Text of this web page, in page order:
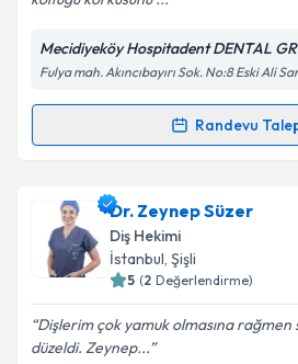
Kişisel verilerimin
Metni'ni okudum ve kişisel
kapsamda işlenmesini
Mecidiyeköy Hospitadent DENTAL
Fulya mah. Akıncıbayırı Sok. No:8 Eski Ali
Randevu
Randevu Takvimi Talebi
Dt. Melek Öztaşiçin randevu
Size bu uzmandan randevu
hazırlandığında e-posta ile
Dr. Zeynep Süzer
Diş Hekimi
İstanbul, Şişli
5 (2 Değerlendirme)
Dişlerim çok yamuk olmasına rağmen
düzeldi. Zeynep...